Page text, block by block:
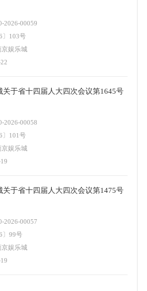
2026-00059
〕103号
京娱乐城
关于省十四届人大四次会议第1645号
2026-00058
〕101号
京娱乐城
关于省十四届人大四次会议第1475号
2026-00057
〕99号
京娱乐城